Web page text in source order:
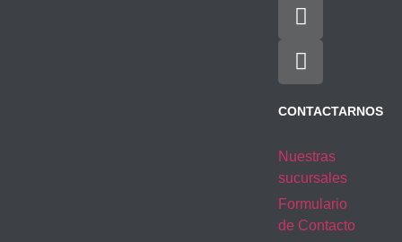
CONTACTARNOS
Nuestras
sucursales
Formulario
de Contacto